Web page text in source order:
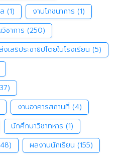
(1) งานโภชนาการ (1)
ชาการ (250)
งเสริประชาธิปไตยในโรงเรียน (5)
งานอาคารสถานที่ (4)
นักศึกษาวิชาทหาร (1)
ผลงานนักเรียน (155)